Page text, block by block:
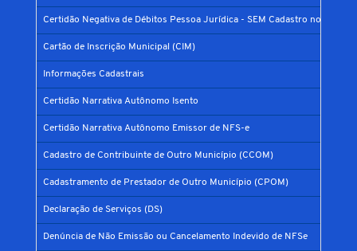
Certidão Negativa de Débitos Pessoa Jurídica - SEM Cadastro no
Cartão de Inscrição Municipal (CIM)
Informações Cadastrais
Certidão Narrativa Autônomo Isento
Certidão Narrativa Autônomo Emissor de NFS-e
Cadastro de Contribuinte de Outro Município (CCOM)
Cadastramento de Prestador de Outro Município (CPOM)
Declaração de Serviços (DS)
Denúncia de Não Emissão ou Cancelamento Indevido de NFSe